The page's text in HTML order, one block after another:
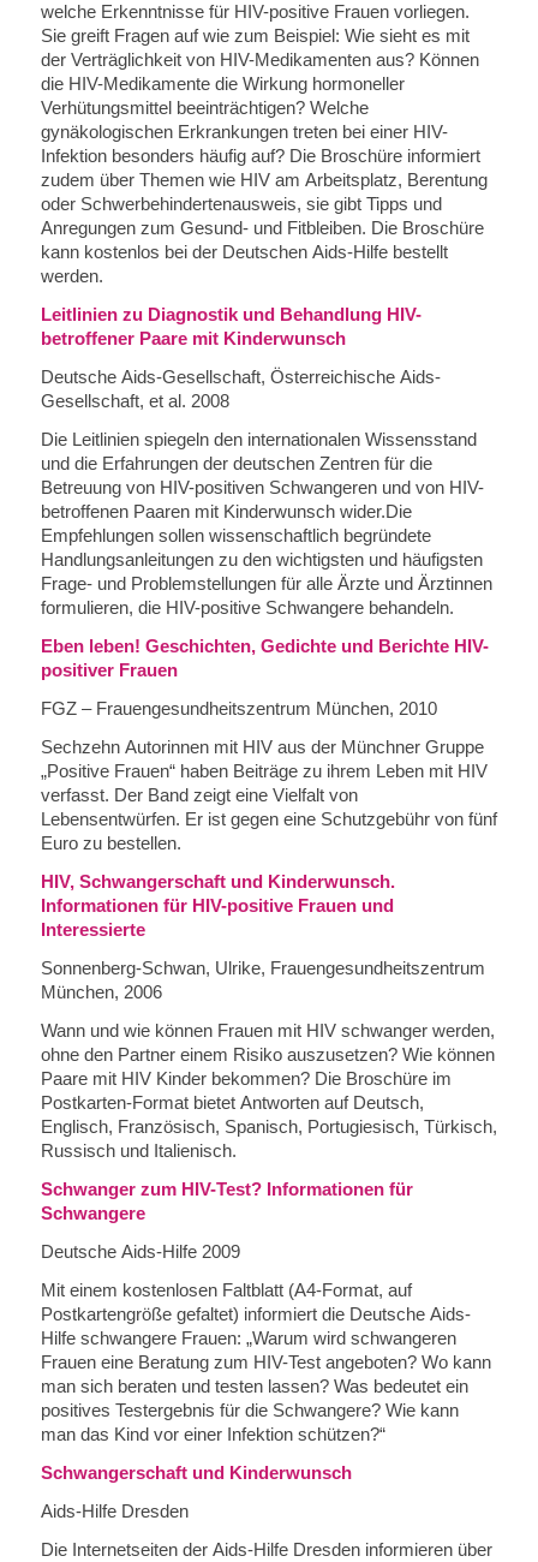
welche Erkenntnisse für HIV-positive Frauen vorliegen.
Sie greift Fragen auf wie zum Beispiel: Wie sieht es mit
der Verträglichkeit von HIV-Medikamenten aus? Können
die HIV-Medikamente die Wirkung hormoneller
Verhütungsmittel beeinträchtigen? Welche
gynäkologischen Erkrankungen treten bei einer HIV-
Infektion besonders häufig auf? Die Broschüre informiert
zudem über Themen wie HIV am Arbeitsplatz, Berentung
oder Schwerbehindertenausweis, sie gibt Tipps und
Anregungen zum Gesund- und Fitbleiben. Die Broschüre
kann kostenlos bei der Deutschen Aids-Hilfe bestellt
werden.
Leitlinien zu Diagnostik und Behandlung HIV-
betroffener Paare mit Kinderwunsch
Deutsche Aids-Gesellschaft, Österreichische Aids-
Gesellschaft, et al. 2008
Die Leitlinien spiegeln den internationalen Wissensstand
und die Erfahrungen der deutschen Zentren für die
Betreuung von HIV-positiven Schwangeren und von HIV-
betroffenen Paaren mit Kinderwunsch wider.Die
Empfehlungen sollen wissenschaftlich begründete
Handlungsanleitungen zu den wichtigsten und häufigsten
Frage- und Problemstellungen für alle Ärzte und Ärztinnen
formulieren, die HIV-positive Schwangere behandeln.
Eben leben! Geschichten, Gedichte und Berichte HIV-
positiver Frauen
FGZ – Frauengesundheitszentrum München, 2010
Sechzehn Autorinnen mit HIV aus der Münchner Gruppe
„Positive Frauen“ haben Beiträge zu ihrem Leben mit HIV
verfasst. Der Band zeigt eine Vielfalt von
Lebensentwürfen. Er ist gegen eine Schutzgebühr von fünf
Euro zu bestellen.
HIV, Schwangerschaft und Kinderwunsch.
Informationen für HIV-positive Frauen und
Interessierte
Sonnenberg-Schwan, Ulrike, Frauengesundheitszentrum
München, 2006
Wann und wie können Frauen mit HIV schwanger werden,
ohne den Partner einem Risiko auszusetzen? Wie können
Paare mit HIV Kinder bekommen? Die Broschüre im
Postkarten-Format bietet Antworten auf Deutsch,
Englisch, Französisch, Spanisch, Portugiesisch, Türkisch,
Russisch und Italienisch.
Schwanger zum HIV-Test? Informationen für
Schwangere
Deutsche Aids-Hilfe 2009
Mit einem kostenlosen Faltblatt (A4-Format, auf
Postkartengröße gefaltet) informiert die Deutsche Aids-
Hilfe schwangere Frauen: „Warum wird schwangeren
Frauen eine Beratung zum HIV-Test angeboten? Wo kann
man sich beraten und testen lassen? Was bedeutet ein
positives Testergebnis für die Schwangere? Wie kann
man das Kind vor einer Infektion schützen?“
Schwangerschaft und Kinderwunsch
Aids-Hilfe Dresden
Die Internetseiten der Aids-Hilfe Dresden informieren über